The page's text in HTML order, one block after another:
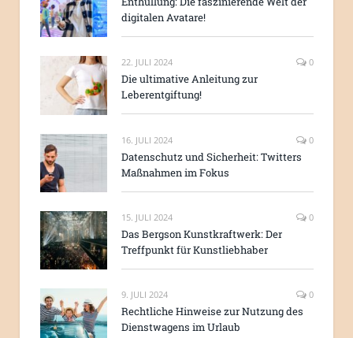
digitalen Avatare!
22. JULI 2024 0
Die ultimative Anleitung zur
Leberentgiftung!
16. JULI 2024 0
Datenschutz und Sicherheit: Twitters
Maßnahmen im Fokus
15. JULI 2024 0
Das Bergson Kunstkraftwerk: Der
Treffpunkt für Kunstliebhaber
9. JULI 2024 0
Rechtliche Hinweise zur Nutzung des
Dienstwagens im Urlaub